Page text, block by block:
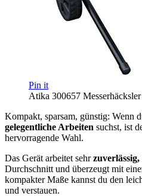
Pin it
Atika 300657
Kompakt, sparsam, günstig: Wenn
gelegentliche Arbeiten suchst, ist
hervorragende Wahl.
Das Gerät arbeitet sehrzuverlässig,
Durchschnitt und überzeugt mit
kompakter Maße kannst du den
und verstauen.